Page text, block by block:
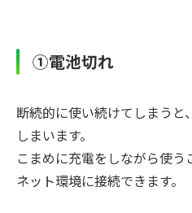
①電池切れ
断続的に使い続けてしまうと
しまいます。
こまめに充電をしながら使
ネット環境に接続できます。